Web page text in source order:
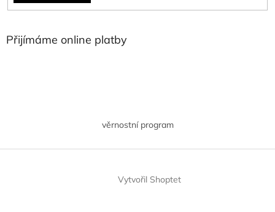
Přijímáme online platby
věrnostní program
Vytvořil Shoptet